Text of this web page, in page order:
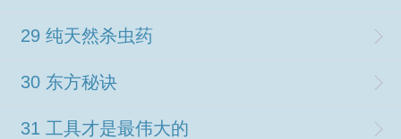
29 纯天然杀虫药
30 东方秘诀
31 工具才是最伟大的